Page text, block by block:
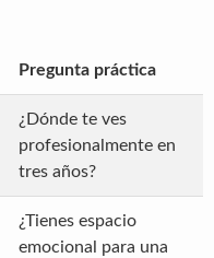
Pregunta práctica
¿Dónde te ves
profesionalmente en
tres años?
¿Tienes espacio
emocional para una